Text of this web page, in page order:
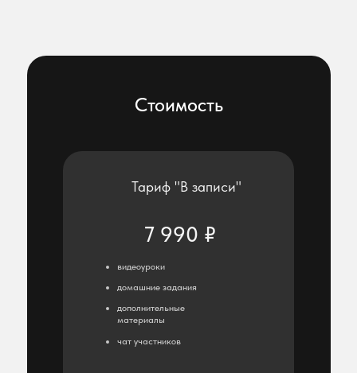
Тариф "В записи"
видеоуроки
домашние задания
дополнительные
материалы
чат участников
Стоимость
7 990 ₽